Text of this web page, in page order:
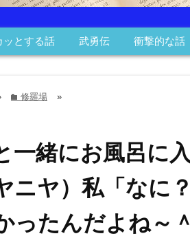
ッとする話 武勇伝 衝撃的な話
folder 修羅場 »
一緒にお風呂に
ニヤ）私「なに
ったんだよね～